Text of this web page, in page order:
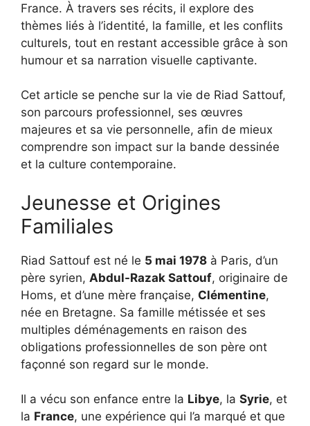
France. À travers ses récits, il explore des
thèmes liés à l’identité, la famille, et les conflits
culturels, tout en restant accessible grâce à son
humour et sa narration visuelle captivante.
Cet article se penche sur la vie de Riad Sattouf,
son parcours professionnel, ses œuvres
majeures et sa vie personnelle, afin de mieux
comprendre son impact sur la bande dessinée
et la culture contemporaine.
Jeunesse et Origines
Familiales
Riad Sattouf est né le 5 mai 1978 à Paris, d’un
père syrien, Abdul-Razak Sattouf, originaire de
Homs, et d’une mère française, Clémentine,
née en Bretagne. Sa famille métissée et ses
multiples déménagements en raison des
obligations professionnelles de son père ont
façonné son regard sur le monde.
Il a vécu son enfance entre la Libye, la Syrie, et
la France, une expérience qui l’a marqué et que